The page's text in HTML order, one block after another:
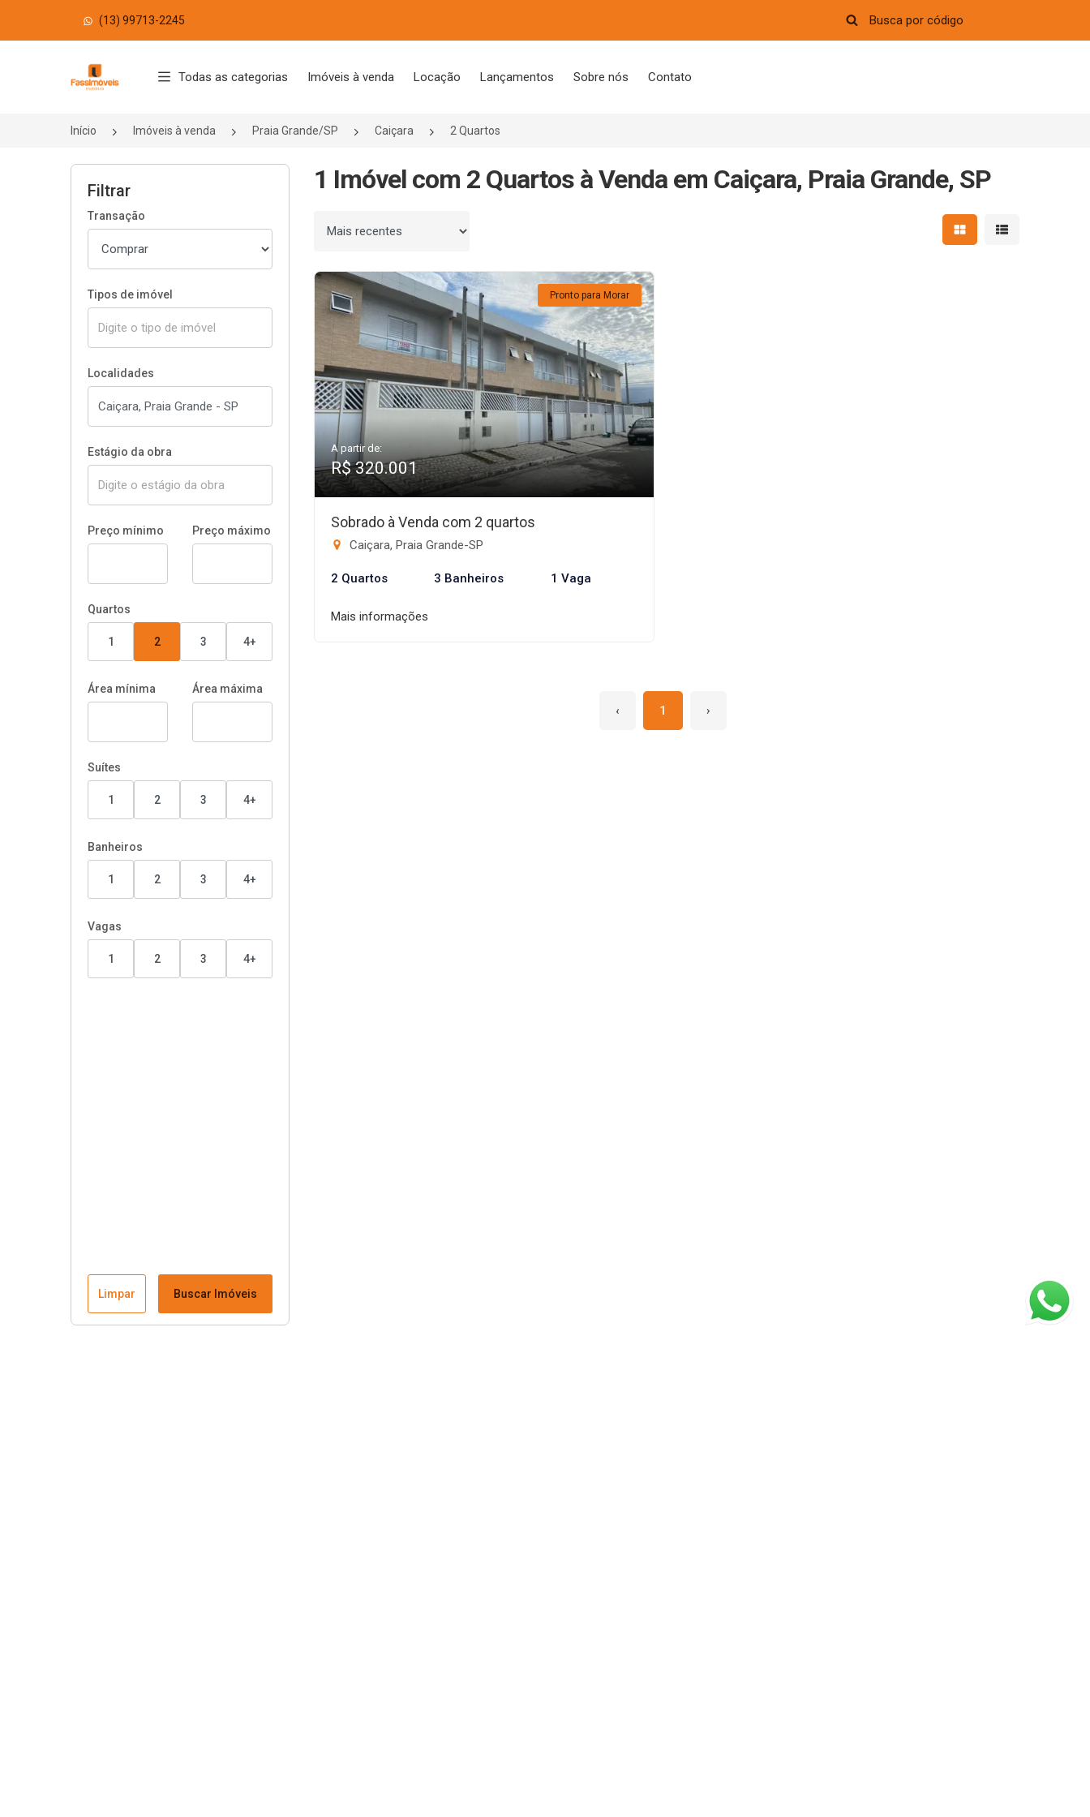
(13) 99713-2245
Página inicial
Todas as categorias Imóveis à venda Locação Lançamentos Sobre nós Contato
Início Imóveis à venda Praia Grande/SP Caiçara 2 Quartos
Filtrar
Transação
Tipos de imóvel
Localidades
Estágio da obra
Preço mínimo Preço máximo
Quartos
1 2 3 4+
Área mínima Área máxima
Suítes
1 2 3 4+
Banheiros
1 2 3 4+
Vagas
1 2 3 4+
Limpar Buscar Imóveis
1 Imóvel com 2 Quartos à Venda em Caiçara, Praia Grande, SP
Ordenar por Mostrar resultados em
Mostrar
Pronto para Morar
A partir de:
R$ 320.001
Sobrado à Venda com 2 quartos
Caiçara, Praia Grande-SP
2 Quartos 3 Banheiros 1 Vaga
Mais informações
‹ 1 ›